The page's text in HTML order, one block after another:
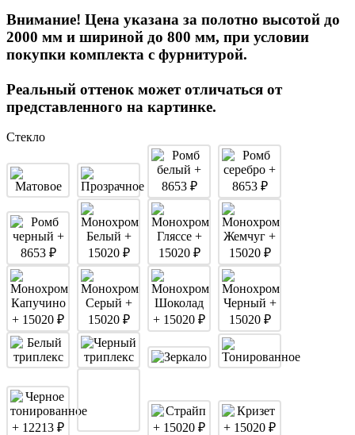
Внимание! Цена указана за полотно высотой до
2000 мм и шириной до 800 мм, при условии
покупки комплекта с фурнитурой.
Реальный оттенок может отличаться от
представленного на картинке.
Стекло